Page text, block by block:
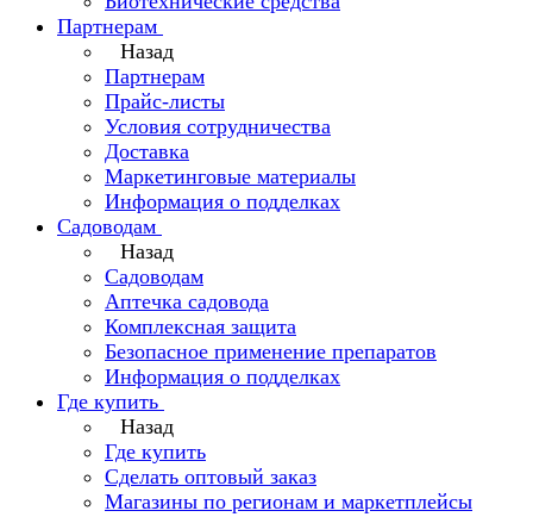
Партнерам
Назад
Партнерам
Прайс-листы
Условия сотрудничества
Доставка
Маркетинговые материалы
Информация о подделках
Садоводам
Назад
Садоводам
Аптечка садовода
Комплексная защита
Безопасное применение препаратов
Информация о подделках
Где купить
Назад
Где купить
Сделать оптовый заказ
Магазины по регионам и маркетплейсы